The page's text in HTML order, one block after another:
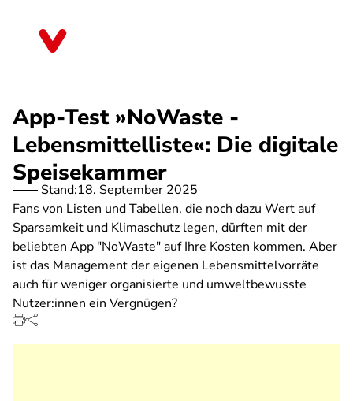
App-Test »NoWaste -
Lebensmittelliste«: Die digitale
Speisekammer
Stand:18. September 2025
Fans von Listen und Tabellen, die noch dazu Wert auf
Sparsamkeit und Klimaschutz legen, dürften mit der
beliebten App "NoWaste" auf Ihre Kosten kommen. Aber
ist das Management der eigenen Lebensmittelvorräte
auch für weniger organisierte und umweltbewusste
Nutzer:innen ein Vergnügen?